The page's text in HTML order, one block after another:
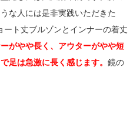
な人には是非実践いただきた
ト丈ブルゾンとインナーの着丈
がやや長く、アウターがやや短
足は急激に長く感じます。 鏡の